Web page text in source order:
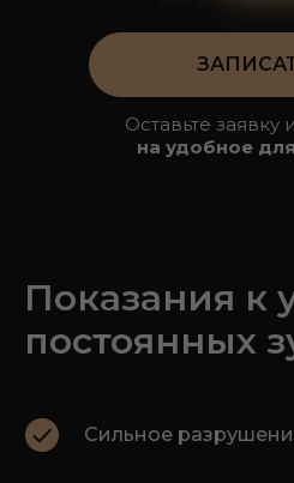
Оставьте заявку
на удобное
Показания к
постоянных
Сильное